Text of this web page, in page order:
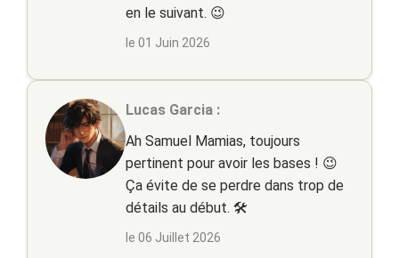
en le suivant. 😉
le 01 Juin 2026
Lucas Garcia :
Ah Samuel Mamias, toujours
pertinent pour avoir les bases ! 😉
Ça évite de se perdre dans trop de
détails au début. 🛠️
le 06 Juillet 2026